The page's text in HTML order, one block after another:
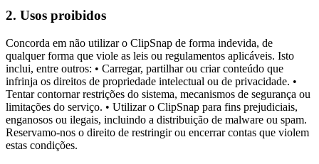
2. Usos proibidos
Concorda em não utilizar o ClipSnap de forma indevida, de
qualquer forma que viole as leis ou regulamentos aplicáveis. Isto
inclui, entre outros: • Carregar, partilhar ou criar conteúdo que
infrinja os direitos de propriedade intelectual ou de privacidade. •
Tentar contornar restrições do sistema, mecanismos de segurança ou
limitações do serviço. • Utilizar o ClipSnap para fins prejudiciais,
enganosos ou ilegais, incluindo a distribuição de malware ou spam.
Reservamo-nos o direito de restringir ou encerrar contas que violem
estas condições.